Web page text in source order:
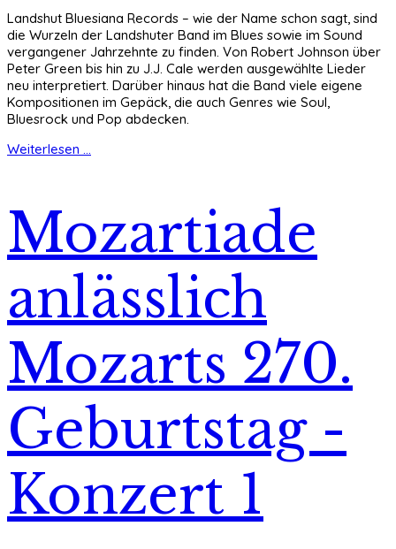
Landshut Bluesiana Records – wie der Name schon sagt, sind
die Wurzeln der Landshuter Band im Blues sowie im Sound
vergangener Jahrzehnte zu finden. Von Robert Johnson über
Peter Green bis hin zu J.J. Cale werden ausgewählte Lieder
neu interpretiert. Darüber hinaus hat die Band viele eigene
Kompositionen im Gepäck, die auch Genres wie Soul,
Bluesrock und Pop abdecken.
Weiterlesen ...
Mozartiade
anlässlich
Mozarts 270.
Geburtstag -
Konzert 1